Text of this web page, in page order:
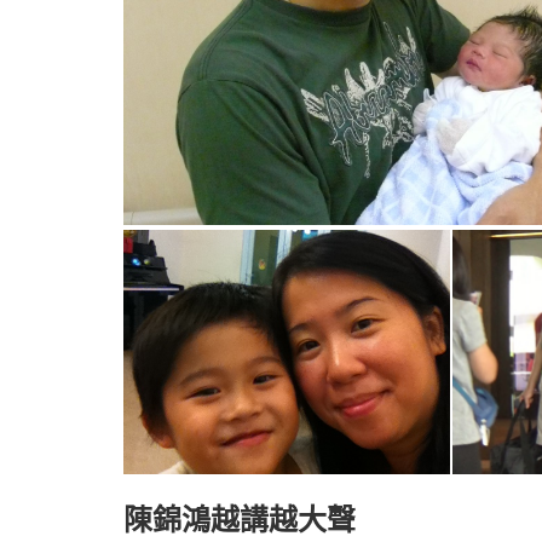
陳錦鴻越講越大聲